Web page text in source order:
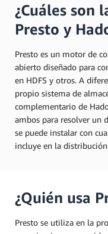
¿Cuáles son
Presto y
Presto es un motor de
abierto diseñado para
en HDFS y otros. A
propio sistema de
complementario de
ambos para resolver un
se puede instalar con
incluye en la
¿Quién usa
Presto se utiliza en la